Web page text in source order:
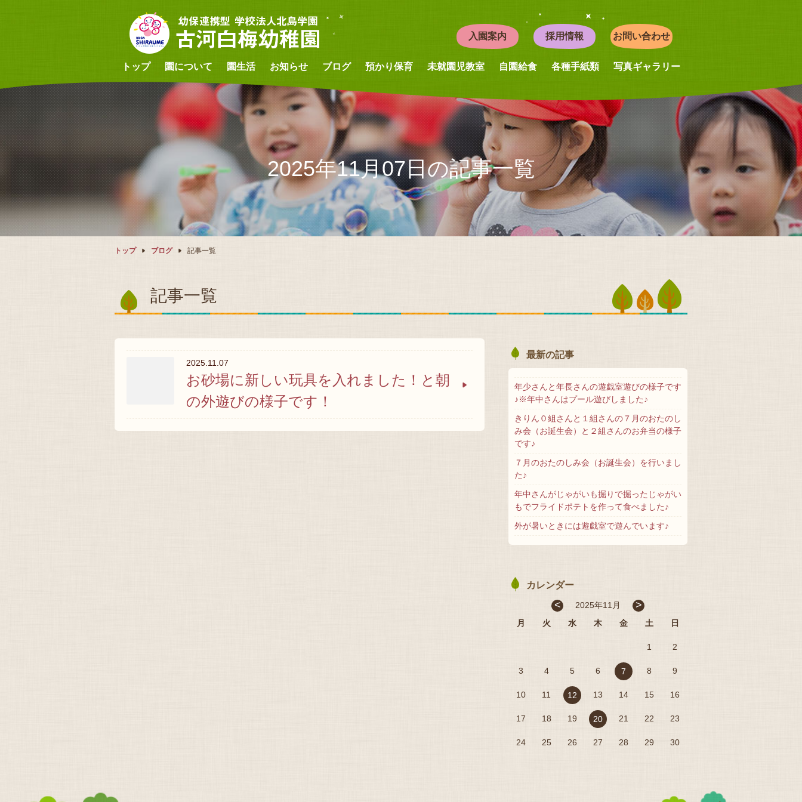
トップ 園について 園生活 お知らせ ブログ 預かり保育 未就園児教室 自園給食 各種手紙類 写真ギャラリー
入園案内 採用情報 お問い合わせ
2025年11月07日の記事一覧
トップ ブログ 記事一覧
記事一覧
2025.11.07
お砂場に新しい玩具を入れました！と朝
の外遊びの様子です！
最新の記事
年少さんと年長さんの遊戯室遊びの様子です
♪※年中さんはプール遊びしました♪
きりん０組さんと１組さんの７月のおたのし
み会（お誕生会）と２組さんのお弁当の様子
です♪
７月のおたのしみ会（お誕生会）を行いまし
た♪
年中さんがじゃがいも掘りで掘ったじゃがい
もでフライドポテトを作って食べました♪
外が暑いときには遊戯室で遊んでいます♪
カレンダー
< 2025年11月 >
月 火 水 木 金 土 日
1 2
3 4 5 6 7 8 9
10 11 12 13 14 15 16
17 18 19 20 21 22 23
24 25 26 27 28 29 30